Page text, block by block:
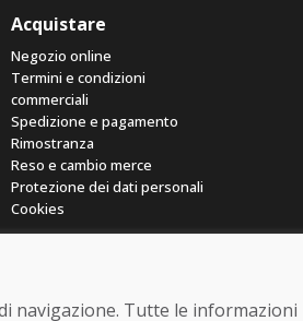
Acquistare
Negozio online
Termini e condizioni
commerciali
Spedizione e pagamento
Rimostranza
Reso e cambio merce
Protezione dei dati personali
Cookies
navigazione. Tutte le informazioni